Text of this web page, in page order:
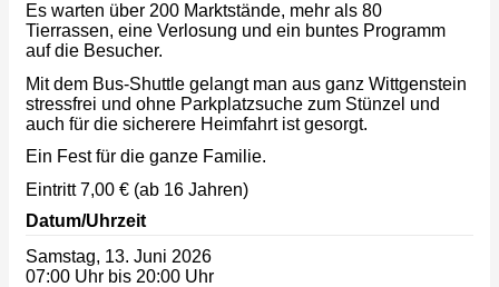
Es warten über 200 Marktstände, mehr als 80
Tierrassen, eine Verlosung und ein buntes Programm
auf die Besucher.
Mit dem Bus-Shuttle gelangt man aus ganz Wittgenstein
stressfrei und ohne Parkplatzsuche zum Stünzel und
auch für die sicherere Heimfahrt ist gesorgt.
Ein Fest für die ganze Familie.
Eintritt 7,00 € (ab 16 Jahren)
Datum/Uhrzeit
Samstag, 13. Juni 2026
07:00 Uhr bis 20:00 Uhr